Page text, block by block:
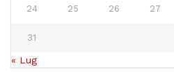
24 25 26 27
31
« Lug